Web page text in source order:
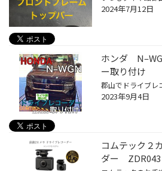
2024年7月12日
ホンダ
ー取り付け
2023年9月4日
コムテック２
ダー ZDR043